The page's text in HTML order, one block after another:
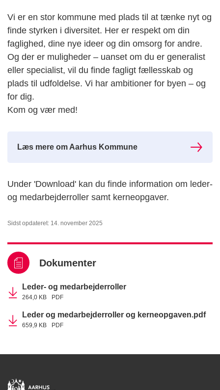
Vi er en stor kommune med plads til at tænke nyt og
finde styrken i diversitet. Her er respekt om din
faglighed, dine nye ideer og din omsorg for andre.
Og der er muligheder – uanset om du er generalist
eller specialist, vil du finde fagligt fællesskab og
plads til udfoldelse. Vi har ambitioner for byen – og
for dig.
Kom og vær med!
Læs mere om Aarhus Kommune
Under 'Download' kan du finde information om leder-
og medarbejderroller samt kerneopgaver.
Sidst opdateret: 14. november 2025
Dokumenter
Leder- og medarbejderroller
264,0 KB PDF
Leder og medarbejderroller og kerneopgaven.pdf
659,9 KB PDF